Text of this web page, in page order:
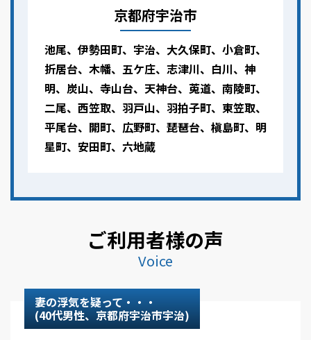
京都府宇治市
池尾、伊勢田町、宇治、大久保町、小倉町、
折居台、木幡、五ケ庄、志津川、白川、神
明、炭山、寺山台、天神台、莵道、南陵町、
二尾、西笠取、羽戸山、羽拍子町、東笠取、
平尾台、開町、広野町、琵琶台、槇島町、明
星町、安田町、六地蔵
ご利用者様の声
Voice
妻の浮気を疑って・・・
(40代男性、京都府宇治市宇治)